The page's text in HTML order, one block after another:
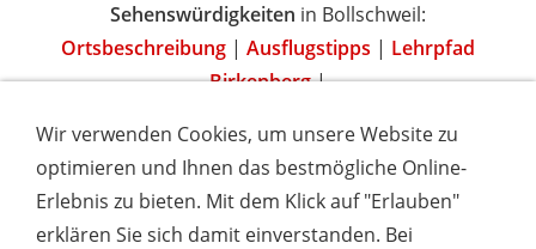
Sehenswürdigkeiten in Bollschweil:
Ortsbeschreibung | Ausflugstipps | Lehrpfad
Birkenberg|
IMPRESSUM COOKIES & DATENSCHUTZ
AGB
TOURISMUSHELD
WISSENSWERT
NEWSLETTER
Wir verwenden Cookies, um unsere Website zu
optimieren und Ihnen das bestmögliche Online-
Erlebnis zu bieten. Mit dem Klick auf "Erlauben"
erklären Sie sich damit einverstanden. Bei